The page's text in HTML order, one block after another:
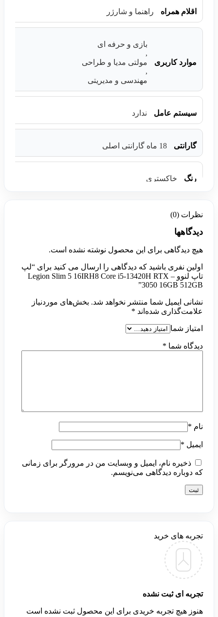
اقلام همراه راهنما و شارژر
موارد کاربری
بازی و حرفه ای
,
مولتی مدیا و طراحی
,
مهندسی و مدیریتی
سیستم عامل ندارد
گارانتی 18 ماه گارانتی اصلی
رنگ خاکستری
نظرات (0)
دیدگاهها
هیچ دیدگاهی برای این محصول نوشته نشده است.
اولین نفری باشید که دیدگاهی را ارسال می کنید برای “لپ
تاپ لنوو – Legion Slim 5 16IRH8 Core i5-13420H RTX
3050 16GB 512GB”
نشانی ایمیل شما منتشر نخواهد شد. بخش‌های موردنیاز
علامت‌گذاری شده‌اند *
امتیاز شما
دیدگاه شما *
نام *
ایمیل *
ذخیره نام، ایمیل و وبسایت من در مرورگر برای زمانی
که دوباره دیدگاهی می‌نویسم.
تجربه های خرید
تجربه ای ثبت نشده
هنوز هیچ تجربه خریدی برای این محصول ثبت نشده است